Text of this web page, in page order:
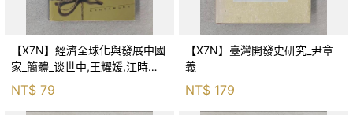
【X7N】經濟全球化與發展中國
家_簡體_谈世中,王耀媛,江時学
等编
NT$ 79
【X7N】臺灣開發史研究_尹章
義
NT$ 179